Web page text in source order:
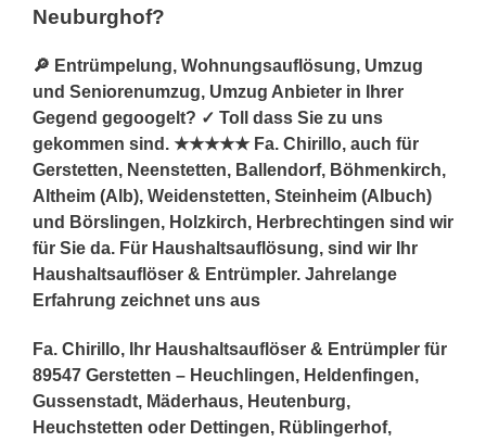
Neuburghof?
🔎 Entrümpelung, Wohnungsauflösung, Umzug
und Seniorenumzug, Umzug Anbieter in Ihrer
Gegend gegoogelt? ✓ Toll dass Sie zu uns
gekommen sind. ★★★★★ Fa. Chirillo, auch für
Gerstetten, Neenstetten, Ballendorf, Böhmenkirch,
Altheim (Alb), Weidenstetten, Steinheim (Albuch)
und Börslingen, Holzkirch, Herbrechtingen sind wir
für Sie da. Für Haushaltsauflösung, sind wir Ihr
Haushaltsauflöser & Entrümpler. Jahrelange
Erfahrung zeichnet uns aus
Fa. Chirillo, Ihr Haushaltsauflöser & Entrümpler für
89547 Gerstetten – Heuchlingen, Heldenfingen,
Gussenstadt, Mäderhaus, Heutenburg,
Heuchstetten oder Dettingen, Rüblingerhof,